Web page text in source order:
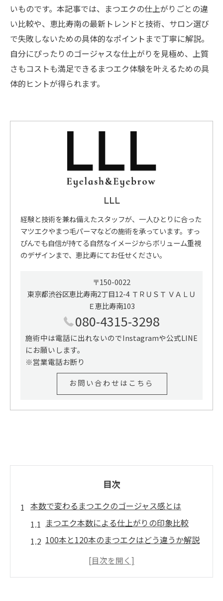
いものです。本記事では、まつエクの仕上がりごとの違
い比較や、恵比寿南の最新トレンドと技術、サロン選び
で失敗しないための具体的なポイントまで丁寧に解説。
自分にぴったりのゴージャスな仕上がりを見極め、上質
さもコストも満足できるまつエク体験を叶えるための具
体的ヒントが得られます。
LLL
経験と技術を兼ね備えたスタッフが、一人ひとりに合った
マツエクやまつ毛パーマなどの施術を承っています。すっ
ぴんでも自信が持てる自然なイメージからボリューム重視
のデザインまで、恵比寿にてお任せください。
〒150-0022
東京都渋谷区恵比寿南2丁目12-4 ＴＲＵＳＴ ＶＡＬＵ
Ｅ恵比寿南103
080-4315-3298
施術中は電話に出れないのでInstagramや公式LINE
にお願いします。
※営業電話お断り
お問い合わせはこちら
目次
本数で変わるまつエクのゴージャス感とは
まつエク本数による仕上がりの印象比較
100本と120本のまつエクはどう違うか解説
ゴージャスな目元に必要なまつエクの本数